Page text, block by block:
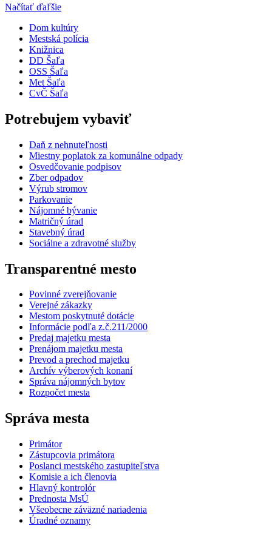
Načítať ďaľšie
Dom kultúry
Mestská polícia
Knižnica
DD Šaľa
OSS Šaľa
Met Šaľa
CvČ Šaľa
Potrebujem vybaviť
Daň z nehnuteľnosti
Miestny poplatok za komunálne odpady
Osvedčovanie podpisov
Zber odpadov
Výrub stromov
Parkovanie
Nájomné bývanie
Matričný úrad
Stavebný úrad
Sociálne a zdravotné služby
Transparentné mesto
Povinné zverejňovanie
Verejné zákazky
Mestom poskytnuté dotácie
Informácie podľa z.č.211/2000
Predaj majetku mesta
Prenájom majetku mesta
Prevod a prechod majetku
Archív výberových konaní
Správa nájomných bytov
Rozpočet mesta
Správa mesta
Primátor
Zástupcovia primátora
Poslanci mestského zastupiteľstva
Komisie a ich členovia
Hlavný kontrolór
Prednosta MsÚ
Všeobecne záväzné nariadenia
Úradné oznamy